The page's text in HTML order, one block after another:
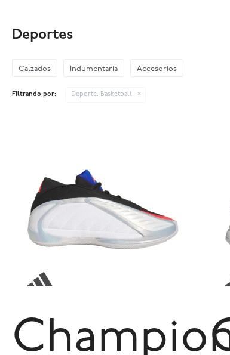
Deportes
Calzados Indumentaria Accesorios
Filtrando por: Deporte: Basketball